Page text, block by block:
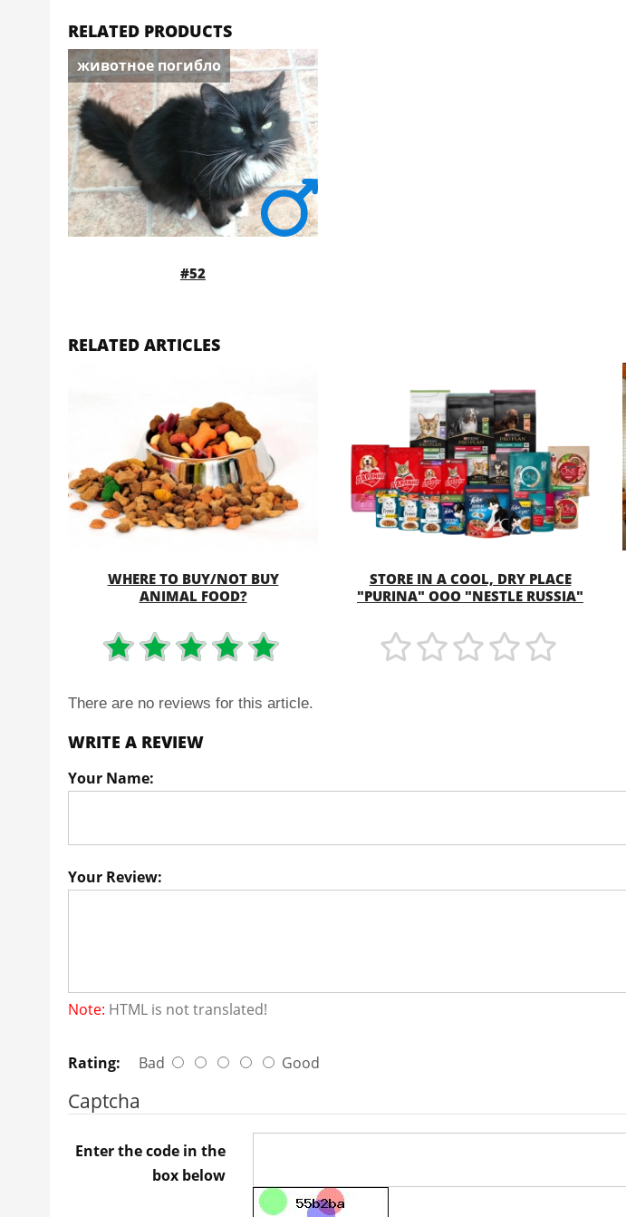
RELATED PRODUCTS
животное погибло
#52
RELATED ARTICLES
MORE
WHERE TO BUY/NOT BUY
ANIMAL FOOD?
MORE
STORE IN A COOL, DRY PLACE
"PURINA" OOO "NESTLE RUSSIA"
There are no reviews for this article.
WRITE A REVIEW
Your Name:
Your Review:
Note: HTML is not translated!
Rating: Bad Good
Captcha
Enter the code in the
box below